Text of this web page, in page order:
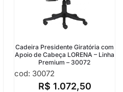
Cadeira Presidente Giratória com
Apoio de Cabeça LORENA – Linha
Premium – 30072
cod: 30072
R$ 1.072,50